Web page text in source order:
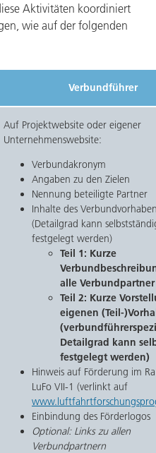
Aktivitäten koordiniert
wie auf der folgenden
Verbundführer
Auf Projektwebsite oder eigener
Unternehmenswebsite:
Verbundakronym
Angaben zu den Zielen
Nennung beteiligte Partner
Inhalte des
(Detailgrad kann
festgelegt werden)
Teil 1: Kurze
alle
Teil 2: Kurze
eigenen (Teil-
Detailgrad kann
festgelegt werden)
Hinweis auf Förderung im
LuFo VII-1 (verlinkt auf
Einbindung des Förderlogos
Optional: Links zu allen
Verbundpartnern